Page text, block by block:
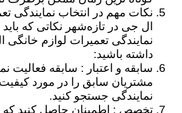
نکات مهم در انتخاب نمایندگی
ال جی در تازه‌شهر نکاتی که باید
نمایندگی تعمیرات لوازم خانگی
داشته باشید:
سابقه و اعتبار : سابقه فعالیت
مشتریان سابق را در مورد کیفیت
نمایندگی جستجو کنید.
تخصص : اطمینان حاصل کنید که